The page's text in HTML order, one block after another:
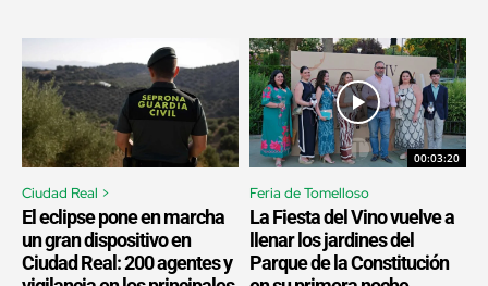
Ciudad Real >
El eclipse pone en marcha
un gran dispositivo en
Ciudad Real: 200 agentes y
00:03:20
Feria de Tomelloso
La Fiesta del Vino vuelve a
llenar los jardines del
Parque de la Constitución